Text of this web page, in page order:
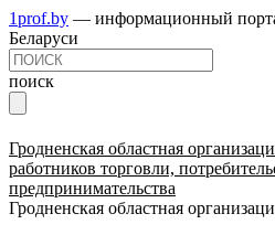
1prof.by — информационный
Беларуси
поиск
Гродненская областная
работников торговли,
предпринимательства
Гродненская областная